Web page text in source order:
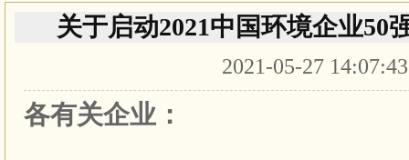
关于启动2021中国环境企业50
2021-05-27
各有关企业：